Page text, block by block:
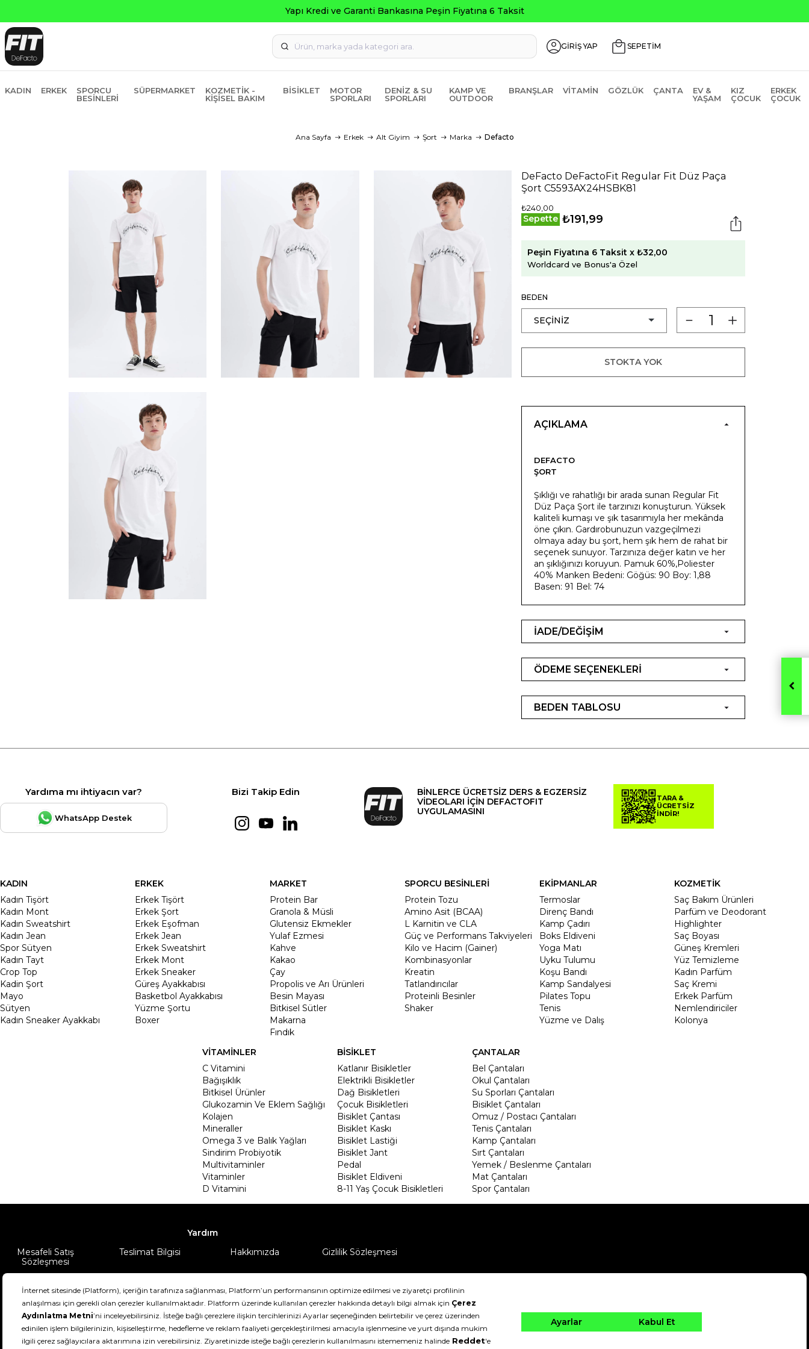
Yapı Kredi ve Garanti Bankasına Peşin Fiyatına 6 Taksit
GİRİŞ YAP SEPETİM
KADIN ERKEK
SPORCU
BESINLERI
SÜPERMARKET
KOZMETIK -
KIŞISEL BAKIM
BISIKLET
MOTOR
SPORLARI
DENIZ & SU
SPORLARI
KAMP VE
OUTDOOR
BRANŞLAR VITAMIN GÖZLÜK ÇANTA
EV &
YAŞAM
KIZ
ÇOCUK
ERKEK
ÇOCUK
Ana Sayfa Erkek Alt Giyim Şort Marka Defacto
DeFacto DeFactoFit Regular Fit Düz Paça
Şort C5593AX24HSBK81
₺240,00
Sepette ₺191,99
Peşin Fiyatına 6 Taksit x ₺32,00
Worldcard ve Bonus'a Özel
BEDEN
STOKTA YOK
AÇIKLAMA
DEFACTO
ŞORT
Şıklığı ve rahatlığı bir arada sunan Regular Fit
Düz Paça Şort ile tarzınızı konuşturun. Yüksek
kaliteli kumaşı ve şık tasarımıyla her mekânda
öne çıkın. Gardırobunuzun vazgeçilmezi
olmaya aday bu şort, hem şık hem de rahat bir
seçenek sunuyor. Tarzınıza değer katın ve her
an şıklığınızı koruyun. Pamuk 60%,Poliester
40% Manken Bedeni: Göğüs: 90 Boy: 1,88
Basen: 91 Bel: 74
İADE/DEĞİŞİM
ÖDEME SEÇENEKLERİ
BEDEN TABLOSU
Yardıma mı ihtiyacın var?
WhatsApp Destek
Bizi Takip Edin
BİNLERCE ÜCRETSİZ DERS & EGZERSİZ
VİDEOLARI İÇİN DEFACTOFIT
UYGULAMASINI
TARA &
ÜCRETSİZ
İNDİR!
KADIN
Kadın Tişört
Kadın Mont
Kadın Sweatshirt
Kadın Jean
Spor Sütyen
Kadın Tayt
Crop Top
Kadin Şort
Mayo
Sütyen
Kadın Sneaker Ayakkabı
ERKEK
Erkek Tişört
Erkek Şort
Erkek Eşofman
Erkek Jean
Erkek Sweatshirt
Erkek Mont
Erkek Sneaker
Güreş Ayakkabısı
Basketbol Ayakkabısı
Yüzme Şortu
Boxer
MARKET
Protein Bar
Granola & Müsli
Glutensiz Ekmekler
Yulaf Ezmesi
Kahve
Kakao
Çay
Propolis ve Arı Ürünleri
Besin Mayası
Bitkisel Sütler
Makarna
Fındık
SPORCU BESİNLERİ
Protein Tozu
Amino Asit (BCAA)
L Karnitin ve CLA
Güç ve Performans Takviyeleri
Kilo ve Hacim (Gainer)
Kombinasyonlar
Kreatin
Tatlandırıcılar
Proteinli Besinler
Shaker
EKİPMANLAR
Termoslar
Direnç Bandı
Kamp Çadırı
Boks Eldiveni
Yoga Matı
Uyku Tulumu
Koşu Bandı
Kamp Sandalyesi
Pilates Topu
Tenis
Yüzme ve Dalış
KOZMETİK
Saç Bakım Ürünleri
Parfüm ve Deodorant
Highlighter
Saç Boyası
Güneş Kremleri
Yüz Temizleme
Kadın Parfüm
Saç Kremi
Erkek Parfüm
Nemlendiriciler
Kolonya
VİTAMİNLER
C Vitamini
Bağışıklık
Bitkisel Ürünler
Glukozamin Ve Eklem Sağlığı
Kolajen
Mineraller
Omega 3 ve Balık Yağları
Sindirim Probiyotik
Multivitaminler
Vitaminler
D Vitamini
BİSİKLET
Katlanır Bisikletler
Elektrikli Bisikletler
Dağ Bisikletleri
Çocuk Bisikletleri
Bisiklet Çantası
Bisiklet Kaskı
Bisiklet Lastiği
Bisiklet Jant
Pedal
Bisiklet Eldiveni
8-11 Yaş Çocuk Bisikletleri
ÇANTALAR
Bel Çantaları
Okul Çantaları
Su Sporları Çantaları
Bisiklet Çantaları
Omuz / Postacı Çantaları
Tenis Çantaları
Kamp Çantaları
Sırt Çantaları
Yemek / Beslenme Çantaları
Mat Çantaları
Spor Çantaları
Yardım
Mesafeli Satış
Sözleşmesi
Teslimat Bilgisi Hakkımızda Gizlilik Sözleşmesi